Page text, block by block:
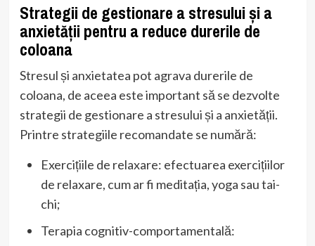
Strategii de gestionare a stresului și a
anxietății pentru a reduce durerile de
coloana
Stresul și anxietatea pot agrava durerile de
coloana, de aceea este important să se dezvolte
strategii de gestionare a stresului și a anxietății.
Printre strategiile recomandate se numără:
Exercițiile de relaxare: efectuarea exercițiilor
de relaxare, cum ar fi meditația, yoga sau tai-
chi;
Terapia cognitiv-comportamentală: